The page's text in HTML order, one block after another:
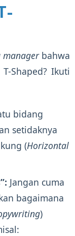
bahwa
Shaped? Ikuti
bidang
setidaknya
(Horizontal
Jangan cuma
bagaimana
)